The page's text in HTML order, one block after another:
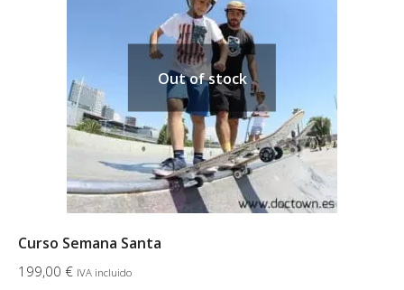
elegir
en
página
de
producto
Out of stock
Curso Semana Santa
199,00 € IVA incluido